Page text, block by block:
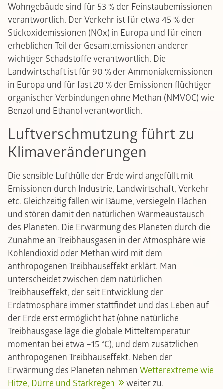
Wohngebäude sind für 53 % der Feinstaubemissionen
verantwortlich. Der Verkehr ist für etwa 45 % der
Stickoxidemissionen (NOx) in Europa und für einen
erheblichen Teil der Gesamtemissionen anderer
wichtiger Schadstoffe verantwortlich. Die
Landwirtschaft ist für 90 % der Ammoniakemissionen
in Europa und für fast 20 % der Emissionen flüchtiger
organischer Verbindungen ohne Methan (NMVOC) wie
Benzol und Ethanol verantwortlich.
Luftverschmutzung führt zu
Klimaveränderungen
Die sensible Lufthülle der Erde wird angefüllt mit
Emissionen durch Industrie, Landwirtschaft, Verkehr
etc. Gleichzeitig fällen wir Bäume, versiegeln Flächen
und stören damit den natürlichen Wärmeaustausch
des Planeten. Die Erwärmung des Planeten durch die
Zunahme an Treibhausgasen in der Atmosphäre wie
Kohlendioxid oder Methan wird mit dem
anthropogenen Treibhauseffekt erklärt. Man
unterscheidet zwischen dem natürlichen
Treibhauseffekt, der seit Entwicklung der
Erdatmosphäre immer stattfindet und das Leben auf
der Erde erst ermöglicht hat (ohne natürliche
Treibhausgase läge die globale Mitteltemperatur
momentan bei etwa –15 °C), und dem zusätzlichen
anthropogenen Treibhauseffekt. Neben der
Erwärmung des Planeten nehmen Wetterextreme wie
Hitze, Dürre und Starkregen
weiter zu.